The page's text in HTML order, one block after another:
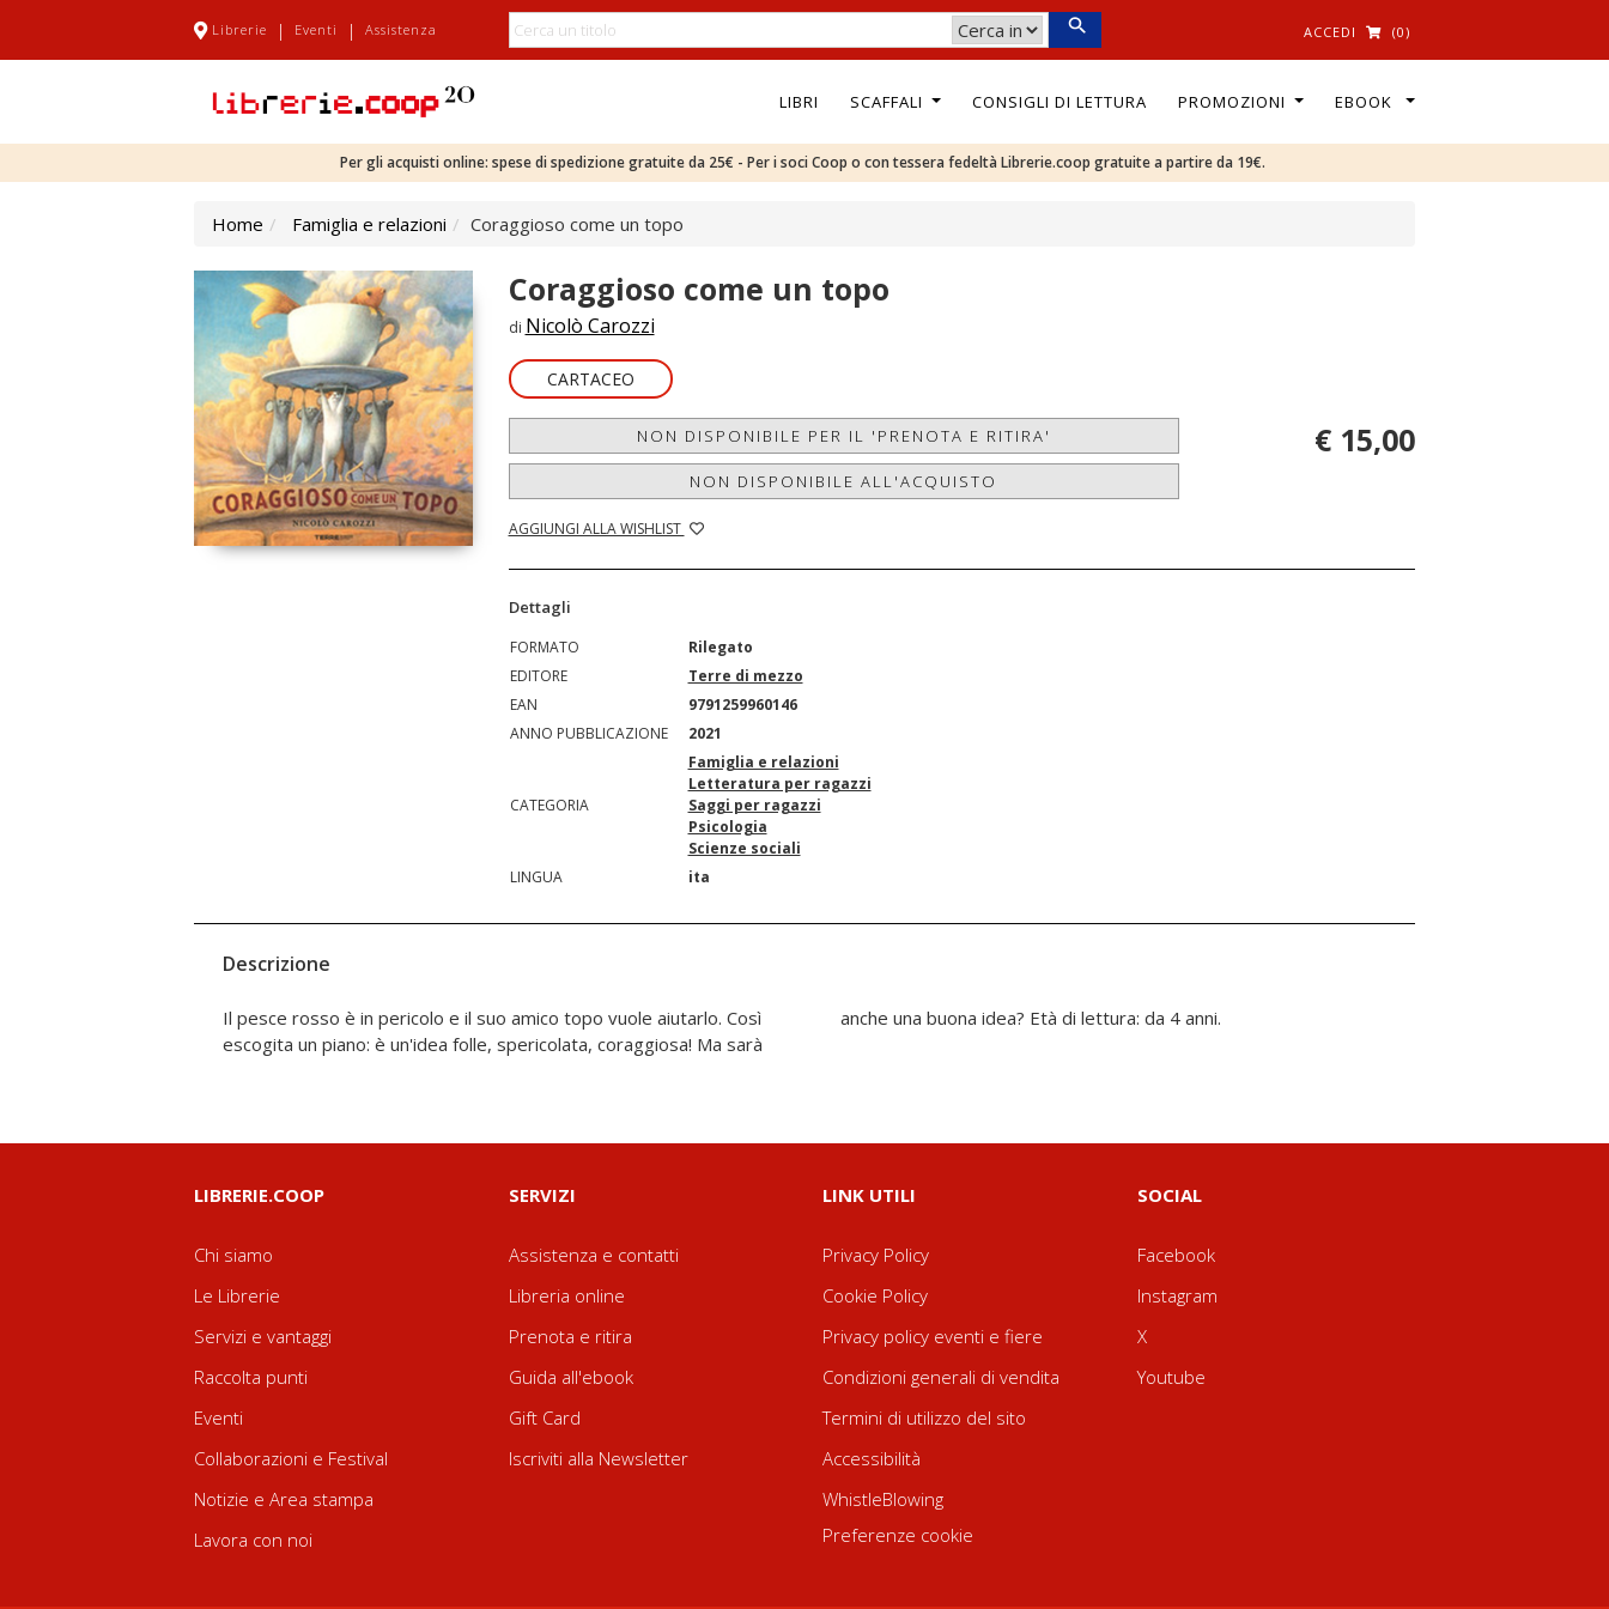
Librerie | Eventi | Assistenza ACCEDI (0)
LIBRI SCAFFALI CONSIGLI DI LETTURA PROMOZIONI EBOOK
Per gli acquisti online: spese di spedizione gratuite da 25€ - Per i soci Coop o con tessera fedeltà Librerie.coop gratuite a partire da 19€.
Home Famiglia e relazioni Coraggioso come un topo
Coraggioso come un topo
di Nicolò Carozzi
CARTACEO
NON DISPONIBILE PER IL 'PRENOTA E RITIRA'
NON DISPONIBILE ALL'ACQUISTO
AGGIUNGI ALLA WISHLIST
€ 15,00
Dettagli
FORMATO
Rilegato
EDITORE
Terre di mezzo
EAN
9791259960146
ANNO PUBBLICAZIONE
2021
CATEGORIA
Famiglia e relazioni
Letteratura per ragazzi
Saggi per ragazzi
Psicologia
Scienze sociali
LINGUA
ita
Descrizione
Il pesce rosso è in pericolo e il suo amico topo vuole aiutarlo. Così
escogita un piano: è un'idea folle, spericolata, coraggiosa! Ma sarà
anche una buona idea? Età di lettura: da 4 anni.
LIBRERIE.COOP
Chi siamo
Le Librerie
Servizi e vantaggi
Raccolta punti
Eventi
Collaborazioni e Festival
Notizie e Area stampa
Lavora con noi
SERVIZI
Assistenza e contatti
Libreria online
Prenota e ritira
Guida all'ebook
Gift Card
Iscriviti alla Newsletter
LINK UTILI
Privacy Policy
Cookie Policy
Privacy policy eventi e fiere
Condizioni generali di vendita
Termini di utilizzo del sito
Accessibilità
WhistleBlowing
Preferenze cookie
SOCIAL
Facebook
Instagram
X
Youtube